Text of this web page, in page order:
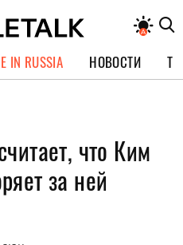
IN RUSSIA НОВОСТИ
что Ким
за ней